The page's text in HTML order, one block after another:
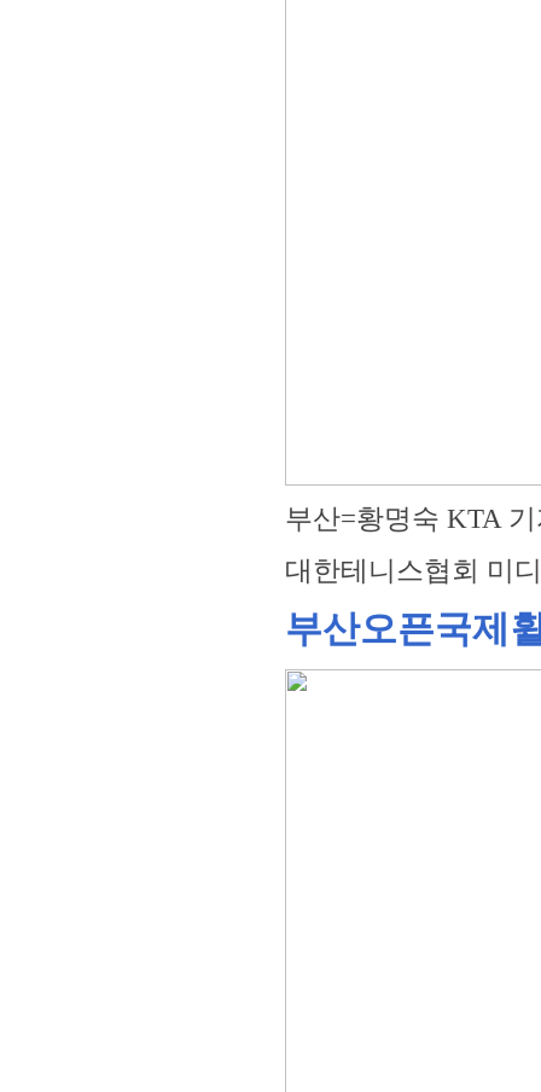
부산=황명숙 KTA
대한테니스협회 미
부산오픈국제